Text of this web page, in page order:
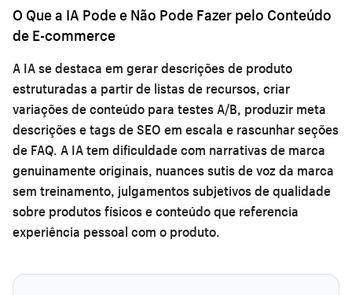
O Que a IA Pode e Não Pode Fazer pelo Conteúdo
de E-commerce
A IA se destaca em gerar descrições de produto
estruturadas a partir de listas de recursos, criar
variações de conteúdo para testes A/B, produzir meta
descrições e tags de SEO em escala e rascunhar seções
de FAQ. A IA tem dificuldade com narrativas de marca
genuinamente originais, nuances sutis de voz da marca
sem treinamento, julgamentos subjetivos de qualidade
sobre produtos físicos e conteúdo que referencia
experiência pessoal com o produto.